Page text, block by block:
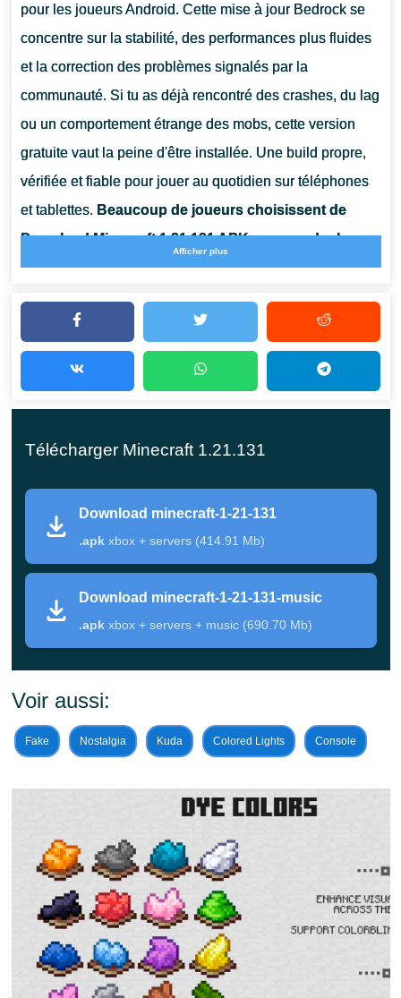
pour les joueurs Android. Cette mise à jour Bedrock se
concentre sur la stabilité, des performances plus fluides
et la correction des problèmes signalés par la
communauté. Si tu as déjà rencontré des crashes, du lag
ou un comportement étrange des mobs, cette version
gratuite vaut la peine d'être installée. Une build propre,
vérifiée et fiable pour jouer au quotidien sur téléphones
et tablettes. Beaucoup de joueurs choisissent de
Download Minecraft 1.21.131 APK pour garder le
contrôle sur les mises à jour et assurer la
concentre sur la fiabilité, un comportement du monde
cohérent et de meilleures performances lors de longues
MCPE 1.21.131 Bedrock
Cette build poursuit le travail de raffinement de Minecraft
Bedrock par Mojang. Au lieu d'ajouter du contenu inédit,
les développeurs se sont concentrés sur des corrections
internes qui affectent la qualité du gameplay sur MCPE
et tablettes Android
comportement des mobs
Corrections visuelles mineures dans plusieurs
biomes
Changements que tu
Afficher plus
Télécharger Minecraft 1.21.131
Download minecraft-1-21-131
.apkxbox + servers (414.91 Mb)
Download minecraft-1-21-131-music
.apkxbox + servers + music (690.70 Mb)
Voir aussi:
Fake Nostalgia Kuda Colored Lights Console